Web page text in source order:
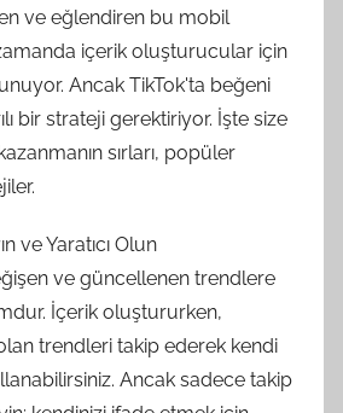
ve eğlendiren bu mobil
içerik oluşturucular için
Ancak TikTok'ta beğeni
bir strateji gerektiriyor. İşte size
sırları, popüler
ve Yaratıcı Olun
ve güncellenen trendlere
İçerik oluştururken,
trendleri takip ederek kendi
Ancak sadece takip